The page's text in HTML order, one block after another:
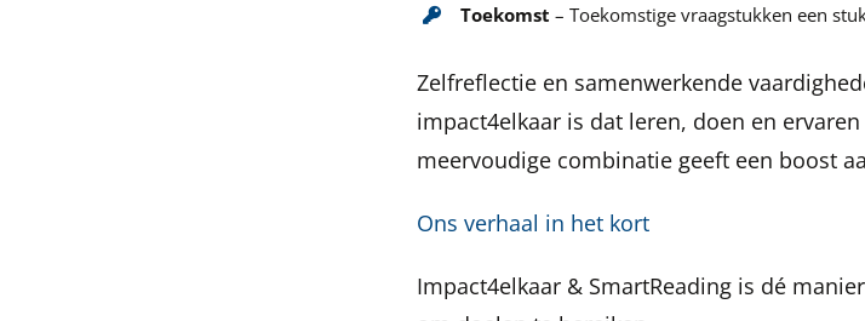
Toekomst – Toekomstige vraagstukken een
Zelfreflectie en samenwerkende
impact4elkaar is dat leren, doen en
meervoudige combinatie geeft een boost
Ons verhaal in het kort
Impact4elkaar & SmartReading is dé